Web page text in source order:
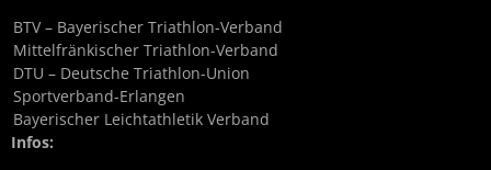
BTV – Bayerischer Triathlon-Verband
Mittelfränkischer Triathlon-Verband
DTU – Deutsche Triathlon-Union
Sportverband-Erlangen
Bayerischer Leichtathletik Verband
Infos: